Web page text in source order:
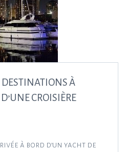
DESTINATIONS À
CROISIÈRE
à bord d’un yacht de